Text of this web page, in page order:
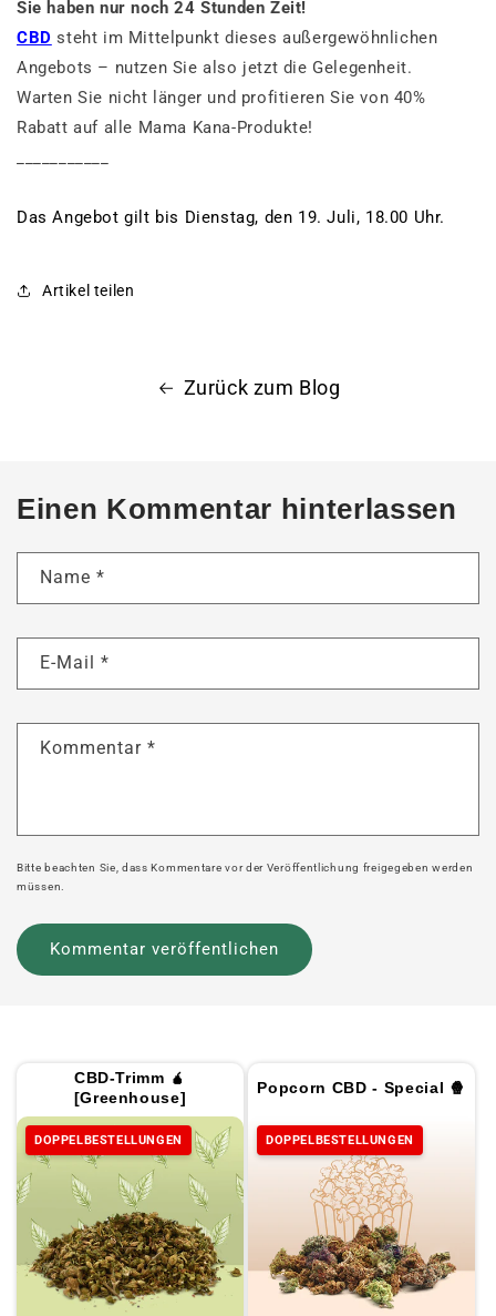
Sie haben nur noch 24 Stunden Zeit!
CBD steht im Mittelpunkt dieses außergewöhnlichen
Angebots – nutzen Sie also jetzt die Gelegenheit.
Warten Sie nicht länger und profitieren Sie von 40%
Rabatt auf alle Mama Kana-Produkte!
Das Angebot gilt bis Dienstag, den 19. Juli, 18.00 Uhr.
Artikel teilen
Zurück zum Blog
Einen Kommentar hinterlassen
Name *
E-Mail *
Kommentar *
Bitte beachten Sie, dass Kommentare vor der Veröffentlichung freigegeben werden
müssen.
CBD-Trimm 🧉
[Greenhouse]
DOPPELBESTELLUNGEN
Popcorn CBD - Special 🍿
DOPPELBESTELLUNGEN